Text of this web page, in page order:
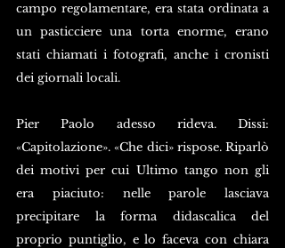
campo regolamentare, era stata ordinata a
un pasticciere una torta enorme, erano
stati chiamati i fotografi, anche i cronisti
dei giornali locali.
Pier Paolo adesso rideva. Dissi:
«Capitolazione». «Che dici» rispose. Riparlò
dei motivi per cui Ultimo tango non gli
era piaciuto: nelle parole lasciava
precipitare la forma didascalica del
proprio puntiglio, e lo faceva con chiara